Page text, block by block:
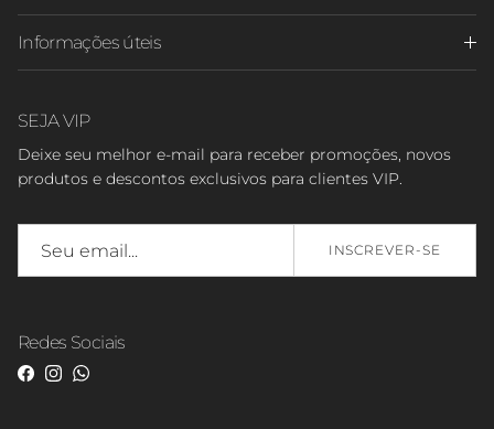
Informações úteis
SEJA VIP
Deixe seu melhor e-mail para receber promoções, novos
produtos e descontos exclusivos para clientes VIP.
INSCREVER-SE
Redes Sociais
Facebook
Instagram
WhatsApp